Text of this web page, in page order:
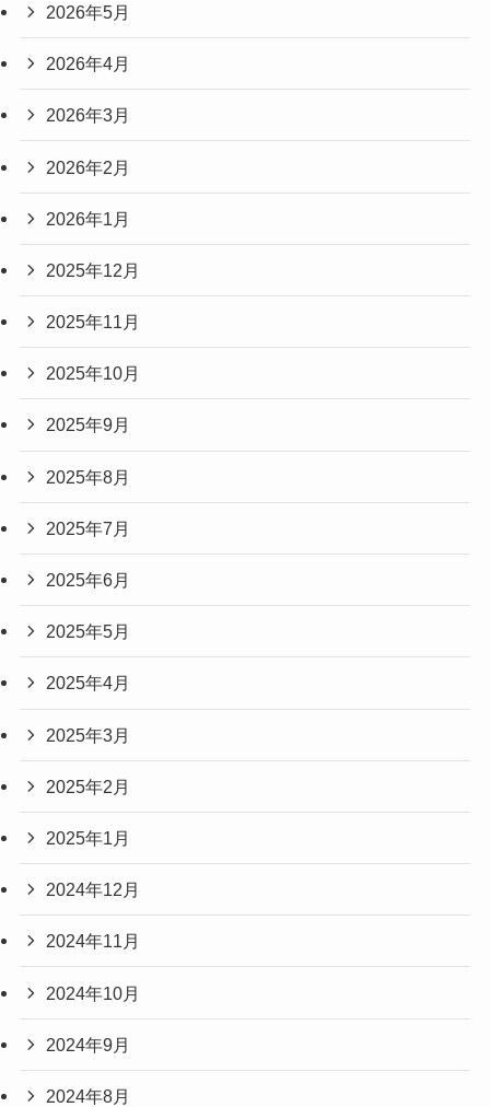
2026年5月
2026年4月
2026年3月
2026年2月
2026年1月
2025年12月
2025年11月
2025年10月
2025年9月
2025年8月
2025年7月
2025年6月
2025年5月
2025年4月
2025年3月
2025年2月
2025年1月
2024年12月
2024年11月
2024年10月
2024年9月
2024年8月